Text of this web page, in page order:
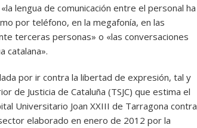
lengua de comunicación entre el personal ha
por teléfono, en la megafonía, en las
terceras personas» o «las conversaciones
catalana».
por ir contra la libertad de expresión, tal y
de Justicia de Cataluña (TSJC) que estima el
Universitario Joan XXIII de Tarragona contra
elaborado en enero de 2012 por la